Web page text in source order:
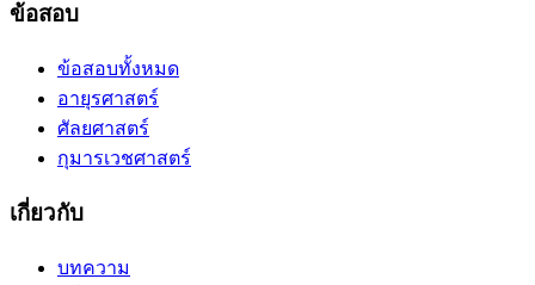
ข้อสอบ
ข้อสอบทั้งหมด
อายุรศาสตร์
ศัลยศาสตร์
กุมารเวชศาสตร์
เกี่ยวกับ
บทความ